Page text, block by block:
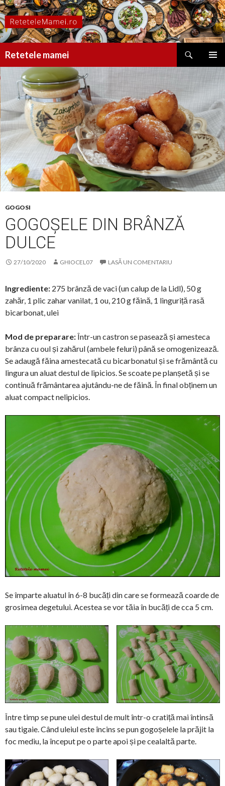
Retetele mamei
CONȚINUT
GOGOSI
GOGOȘELE DIN BRÂNZĂ
DULCE
27/10/2020 GHIOCEL07 LASĂ UN COMENTARIU
Ingrediente: 275 brânză de vaci (un calup de la Lidl), 50 g
zahăr, 1 plic zahar vanilat, 1 ou, 210 g făină, 1 linguriță rasă
bicarbonat, ulei
Mod de preparare:Într-un castron se pasează și amesteca
brânza cu oul și zahărul (ambele feluri) până se omogenizează.
Se adaugă făina amestecată cu bicarbonatul și se frământă cu
lingura un aluat destul de lipicios. Se scoate pe planșetă și se
continuă frământarea ajutându-ne de făină. În final obținem un
aluat compact nelipicios.
Se împarte aluatul în 6-8 bucăți din care se formează coarde de
grosimea degetului. Acestea se vor tăia în bucăți de cca 5 cm.
Între timp se pune ulei destul de mult într-o cratiță mai întinsă
sau tigaie. Când uleiul este încins se pun gogoșelele la prăjit la
foc mediu, la început pe o parte apoi și pe cealaltă parte.